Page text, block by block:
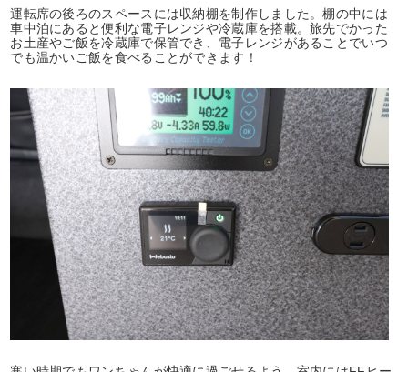
運転席の後ろのスペースには収納棚を制作しました。棚の中には
車中泊にあると便利な電子レンジや冷蔵庫を搭載。旅先でかった
お土産やご飯を冷蔵庫で保管でき、電子レンジがあることでいつ
でも温かいご飯を食べることができます！